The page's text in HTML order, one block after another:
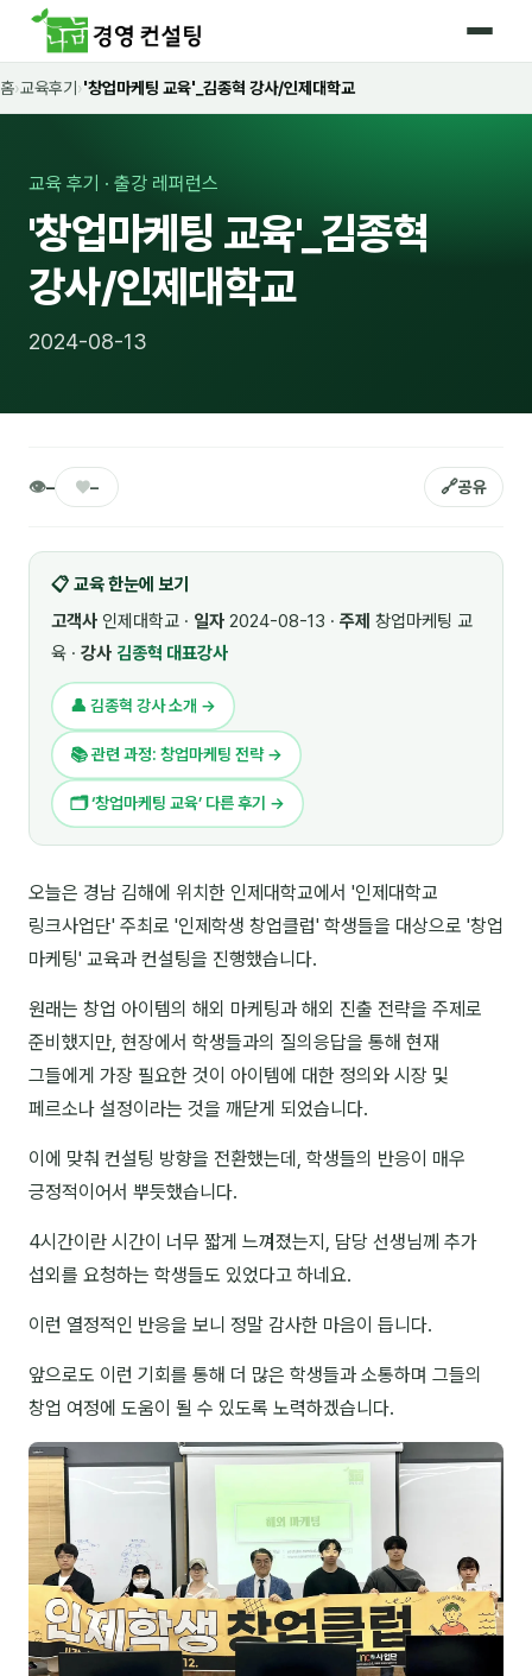
홈
🤖 AI · IT 교육
📈 마케팅 · 영업
🤝 B2B 세일즈
🌏 글로벌 비즈니스
4
🏭 산업 특화
🎬 영상 · 콘텐츠
📊 프레젠테이션 · 기획
🚀 창업 · 커리어
👥 리더십 · 조직 14
🤲 협력강사 과정
온라인강의 NEW
📈 B2B 마케팅
🤖 AI 실무
강사
김종혁
구자룡
김경태
김소연
김의중
김종무
김지혜
홈›교육후기 ›'창업마케팅 교육'_김종혁 강사/인제대학교
교육 후기 · 출강 레퍼런스
'창업마케팅 교육'_김종혁
강사/인제대학교
2024-08-13
👁– ♥– 🔗공유
📋 교육 한눈에 보기
고객사 인제대학교 · 일자 2024-08-13 · 주제 창업마케팅 교
육 · 강사 김종혁 대표강사
👤 김종혁 강사 소개 →
📚 관련 과정: 창업마케팅 전략 →
🗂 ‘창업마케팅 교육’ 다른 후기 →
오늘은 경남 김해에 위치한 인제대학교에서 '인제대학교
링크사업단' 주최로 '인제학생 창업클럽' 학생들을 대상으로 '창업
마케팅' 교육과 컨설팅을 진행했습니다.
원래는 창업 아이템의 해외 마케팅과 해외 진출 전략을 주제로
준비했지만, 현장에서 학생들과의 질의응답을 통해 현재
그들에게 가장 필요한 것이 아이템에 대한 정의와 시장 및
페르소나 설정이라는 것을 깨닫게 되었습니다.
이에 맞춰 컨설팅 방향을 전환했는데, 학생들의 반응이 매우
긍정적이어서 뿌듯했습니다.
4시간이란 시간이 너무 짧게 느껴졌는지, 담당 선생님께 추가
섭외를 요청하는 학생들도 있었다고 하네요.
이런 열정적인 반응을 보니 정말 감사한 마음이 듭니다.
앞으로도 이런 기회를 통해 더 많은 학생들과 소통하며 그들의
창업 여정에 도움이 될 수 있도록 노력하겠습니다.